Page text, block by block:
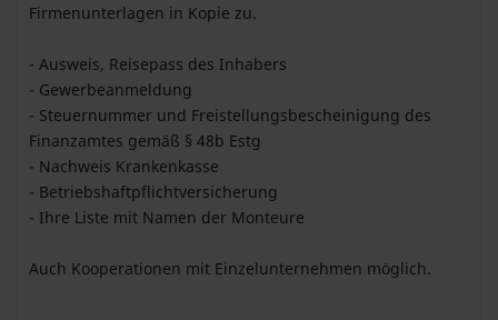
Firmenunterlagen in Kopie zu.
- Ausweis, Reisepass des Inhabers
- Gewerbeanmeldung
- Steuernummer und Freistellungsbescheinigung des
Finanzamtes gemäß § 48b Estg
- Nachweis Krankenkasse
- Betriebshaftpflichtversicherung
- Ihre Liste mit Namen der Monteure
Auch Kooperationen mit Einzelunternehmen möglich.